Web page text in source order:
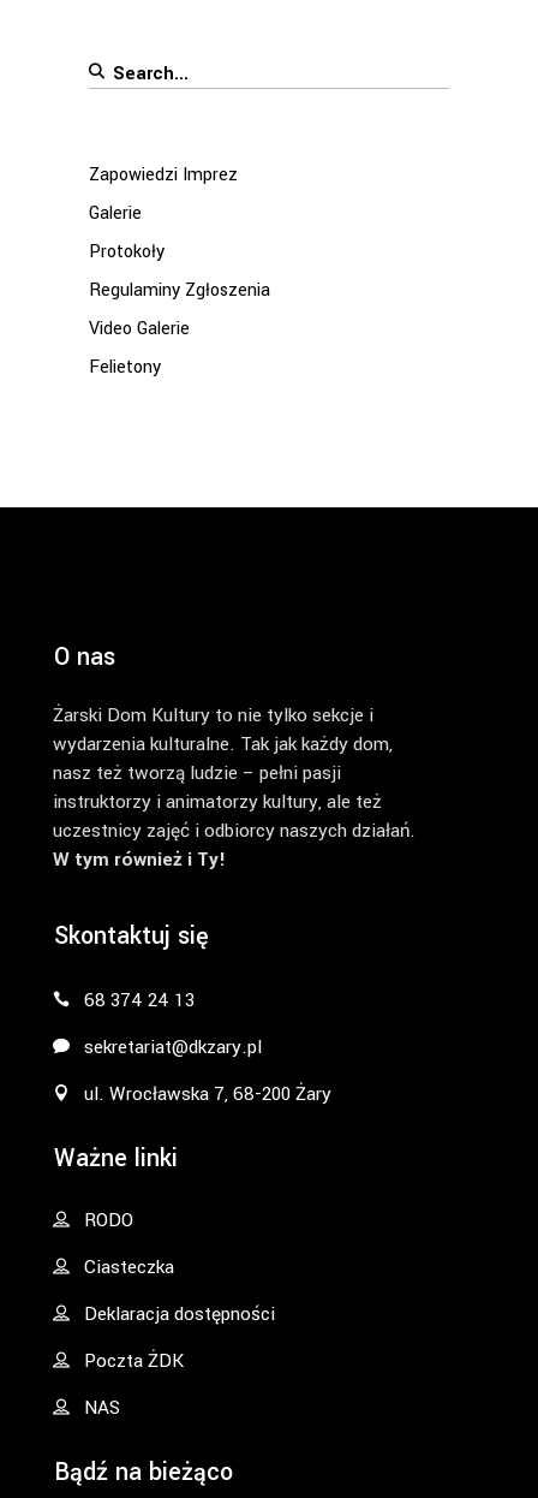
Search
Zapowiedzi Imprez
Galerie
Protokoły
Regulaminy Zgłoszenia
Video Galerie
Felietony
O nas
Żarski Dom Kultury to nie tylko sekcje i
wydarzenia kulturalne. Tak jak każdy dom,
nasz też tworzą ludzie – pełni pasji
instruktorzy i animatorzy kultury, ale też
uczestnicy zajęć i odbiorcy naszych działań.
W tym również i Ty!
Skontaktuj się
68 374 24 13
sekretariat@dkzary.pl
ul. Wrocławska 7, 68-200 Żary
Ważne linki
RODO
Ciasteczka
Deklaracja dostępności
Poczta ŻDK
NAS
Bądź na bieżąco